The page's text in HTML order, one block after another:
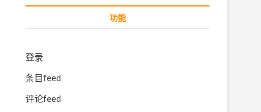
功能
登录
条目feed
评论feed